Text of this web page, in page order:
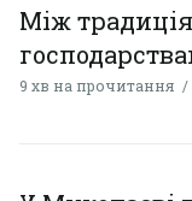
Між
9 хв на прочитання